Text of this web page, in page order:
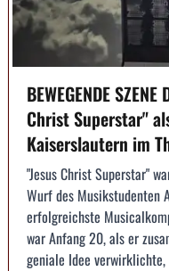
BEWEGENDE
Christ Superstar"
Kaiserslautern im
"Jesus Christ Superstar"
Wurf des Musikstudenten
erfolgreichste
war Anfang 20, als er
geniale Idee verwirklichte,